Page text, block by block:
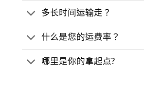
多长时间运输走？
什么是您的运费率？
哪里是你的拿起点?